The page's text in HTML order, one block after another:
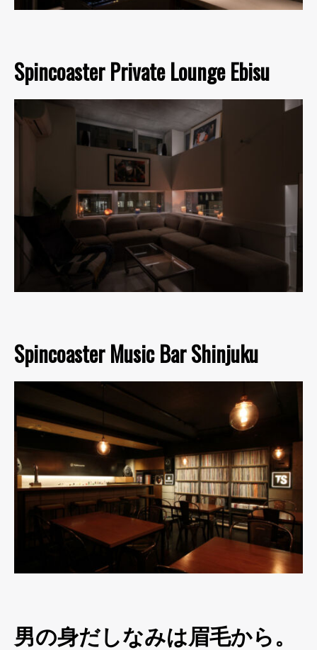
Spincoaster Private Lounge Ebisu
Spincoaster Music Bar Shinjuku
男の身だしなみは眉毛から。